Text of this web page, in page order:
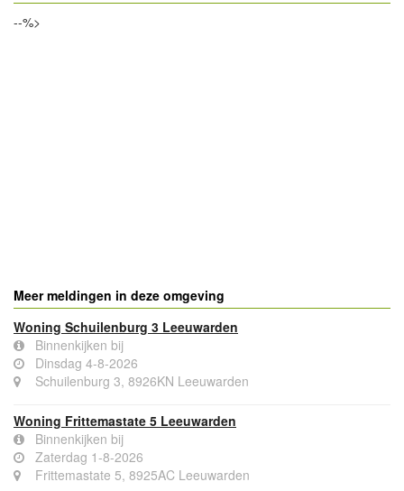
--%>
Meer meldingen in deze omgeving
Woning Schuilenburg 3 Leeuwarden
Binnenkijken bij
Dinsdag 4-8-2026
Schuilenburg 3, 8926KN Leeuwarden
Woning Frittemastate 5 Leeuwarden
Binnenkijken bij
Zaterdag 1-8-2026
Frittemastate 5, 8925AC Leeuwarden